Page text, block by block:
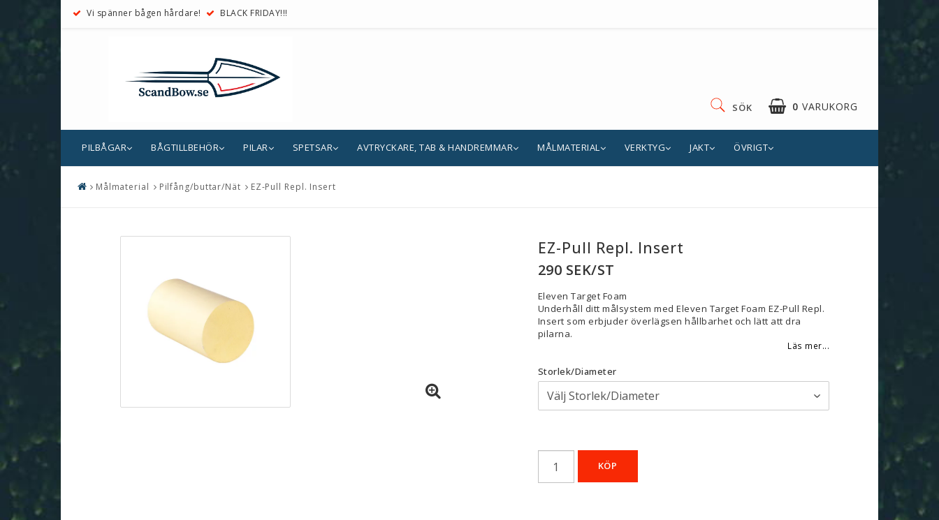
Vi spänner bågen hårdare! BLACK FRIDAY!!!
0 VARUKORG
SÖK
PILBÅGAR BÅGTILLBEHÖR PILAR SPETSAR AVTRYCKARE, TAB & HANDREMMAR MÅLMATERIAL VERKTYG JAKT ÖVRIGT
Målmaterial Pilfång/buttar/Nät EZ-Pull Repl. Insert
EZ-Pull Repl. Insert
290 SEK/ST
Eleven Target Foam
Underhåll ditt målsystem med Eleven Target Foam EZ-Pull Repl.
Insert som erbjuder överlägsen hållbarhet och lätt att dra
pilarna.
Läs mer...
Storlek/Diameter
KÖP